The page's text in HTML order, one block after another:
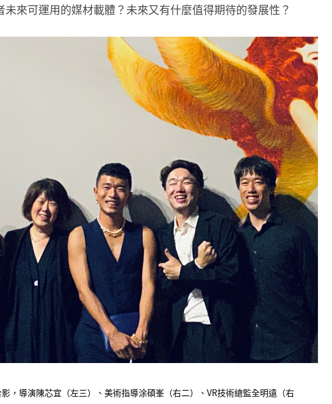
來可運用的媒材載體？未來又有什麼值得期待的發展性？
，導演陳芯宜（左三）、美術指導涂碩峯（右二）、VR技術總監全明遠（右